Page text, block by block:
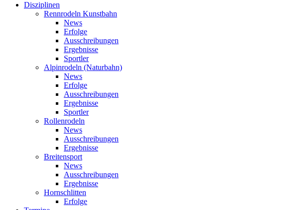
Disziplinen
Rennrodeln Kunstbahn
News
Erfolge
Ausschreibungen
Ergebnisse
Sportler
Alpinrodeln (Naturbahn)
News
Erfolge
Ausschreibungen
Ergebnisse
Sportler
Rollenrodeln
News
Ausschreibungen
Ergebnisse
Breitensport
News
Ausschreibungen
Ergebnisse
Hornschlitten
Erfolge